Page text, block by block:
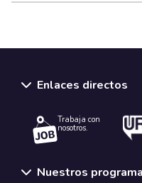
Enlaces directos
Trabaja con
nosotros.
Nuestros